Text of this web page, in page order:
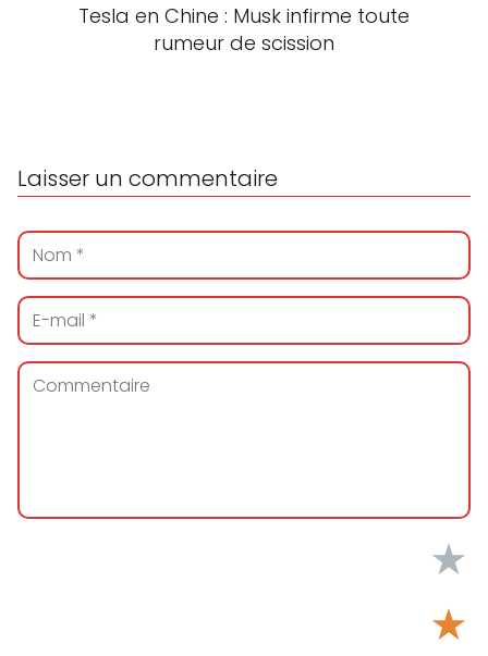
Tesla en Chine : Musk infirme toute
rumeur de scission
Laisser un commentaire
★
★